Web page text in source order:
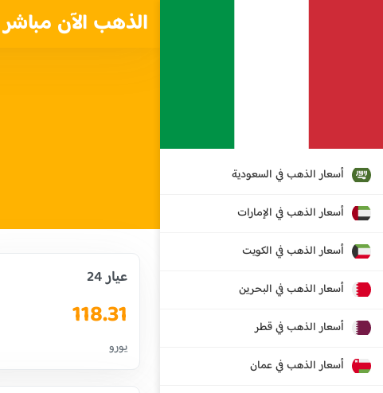
الذهب الآن مباشر
أسعار الذهب في السعودية
أسعار الذهب في الإمارات
أسعار الذهب في الكويت
أسعار الذهب في البحرين
أسعار الذهب في قطر
أسعار الذهب في عمان
عيار 24
118.31
يورو